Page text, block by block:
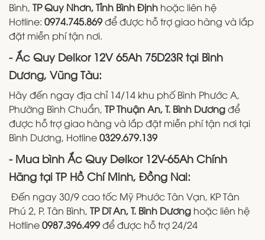
Bình, TP Quy Nhơn, Tỉnh Bình Định hoặc liên hệ
Hotline: 0974.745.869để được hỗ trợ giao hàng và lắp
đặt miễn phí tận nơi.
- Ắc Quy Delkor 12V 65Ah 75D23R tại Bình
Dương, Vũng Tàu:
Hãy đến ngay địa chỉ 14/14 khu phố Bình Phước A,
Phường Bình Chuẩn, TP Thuận An, T. Bình Dươngđể
được hỗ trợ giao hàng và lắp đặt miễn phí tận nơi tại
Bình Dương, Hotline0329.679.139
- Mua bình Ắc Quy Delkor 12V-65Ah Chính
Hãng tại TP Hồ Chí Minh, Đồng Nai:
Đến ngay 30/9 cao tốc Mỹ Phước Tân Vạn, KP Tân
Phú 2, P. Tân Bình, TP Dĩ An, T. Bình Dương hoặc liên hệ
Hotline0987.396.499để được hỗ trợ 24/24